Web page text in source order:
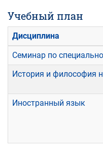
Учебный план
Дисциплина
Семинар по
История и философия
Иностранный язык